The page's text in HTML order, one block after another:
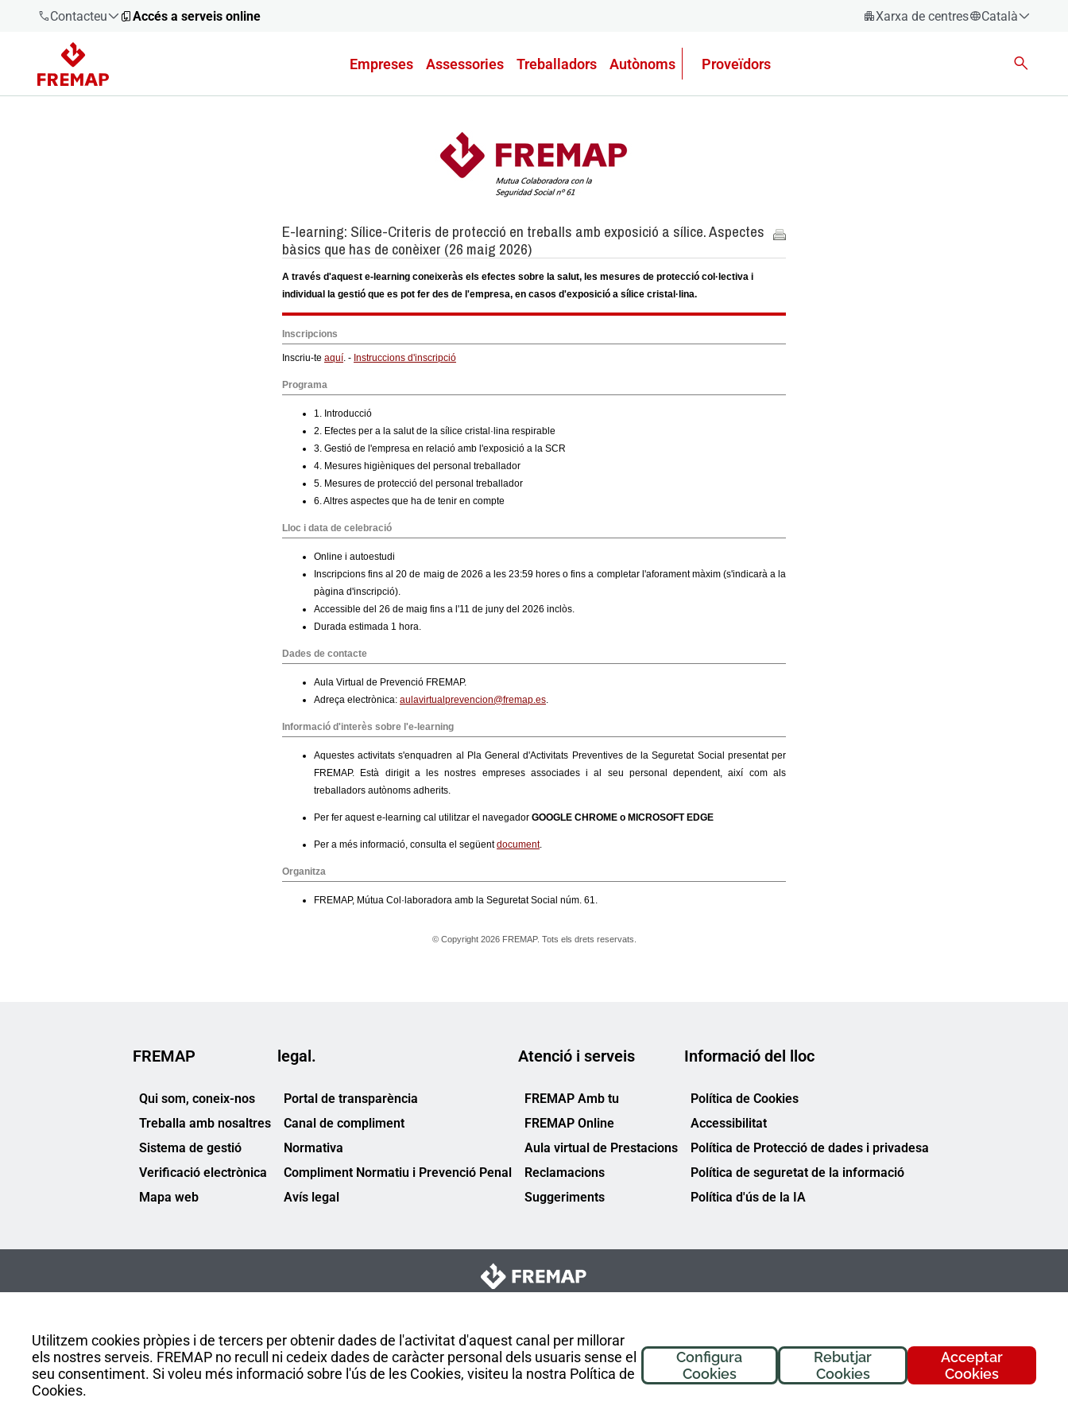
Contacteu
900 61 00
61
Accés a serveis online Xarxa de centres
Català
Empreses Assessories Treballadors Autònoms Proveïdors
Utilitzem cookies pròpies i de tercers per obtenir dades de l'activitat d'aquest canal per millorar
els nostres serveis. FREMAP no recull ni cedeix dades de caràcter personal dels usuaris sense el
seu consentiment. Si voleu més informació sobre l'ús de les Cookies, visiteu la nostra Política de
Cookies.
Acceptar
Cookies
Rebutjar
Cookies
Configura
Cookies
FREMAP
Qui som, coneix-nos
Treballa amb nosaltres
Sistema de gestió
Verificació electrònica
Mapa web
legal.
Portal de transparència
Canal de compliment
Normativa
Compliment Normatiu i Prevenció Penal
Avís legal
Atenció i serveis
FREMAP Amb tu
FREMAP Online
Aula virtual de Prestacions
Reclamacions
Suggeriments
Informació del lloc
Política de Cookies
Accessibilitat
Política de Protecció de dades i privadesa
Política de seguretat de la informació
Política d'ús de la IA